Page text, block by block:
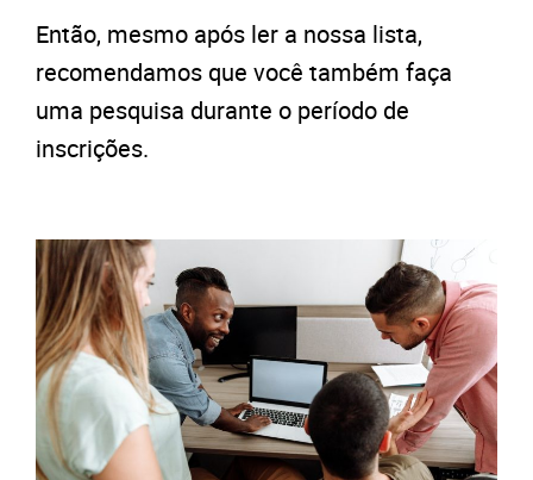
Então, mesmo após ler a nossa lista,
recomendamos que você também faça
uma pesquisa durante o período de
inscrições.